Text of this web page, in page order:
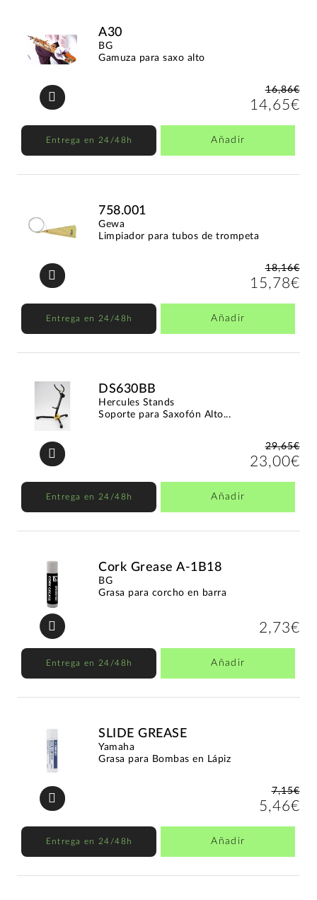
A30
BG
Gamuza para saxo alto
16,86€
14,65€
Entrega en 24/48h Añadir
758.001
Gewa
Limpiador para tubos de trompeta
18,16€
15,78€
Entrega en 24/48h Añadir
DS630BB
Hercules Stands
Soporte para Saxofón Alto...
29,65€
23,00€
Entrega en 24/48h Añadir
Cork Grease A-1B18
BG
Grasa para corcho en barra
2,73€
Entrega en 24/48h Añadir
SLIDE GREASE
Yamaha
Grasa para Bombas en Lápiz
7,15€
5,46€
Entrega en 24/48h Añadir